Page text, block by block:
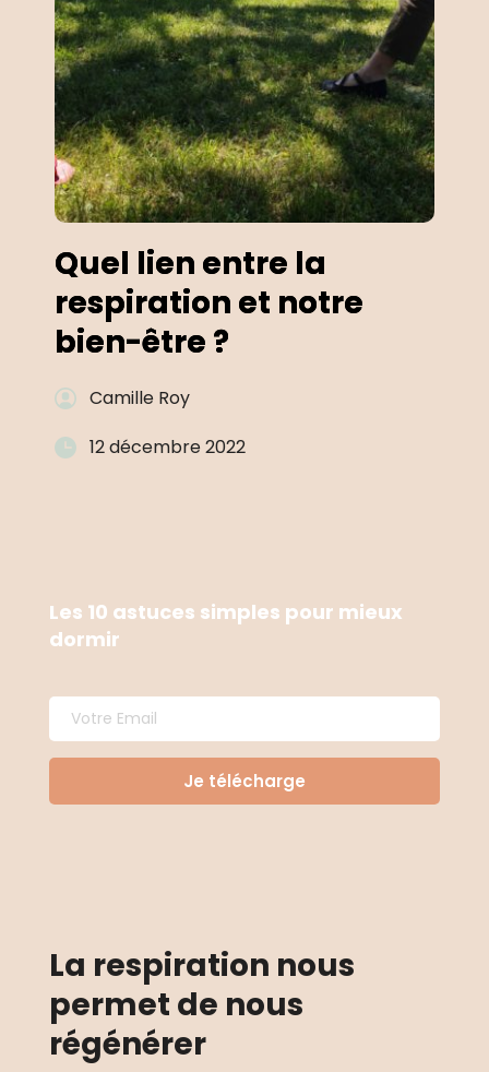
Quel lien entre la
respiration et notre
bien-être ?
Camille Roy
12 décembre 2022
Les 10 astuces simples pour mieux
dormir
Je télécharge
La respiration nous
permet de nous
régénérer